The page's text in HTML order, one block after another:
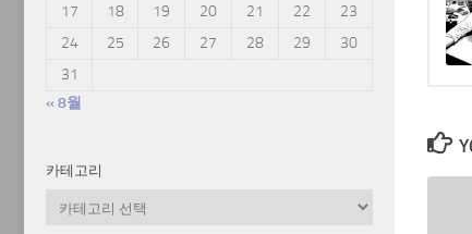
17
18 19 20 21 22
23
24
25 26 27 28 29
30
31
« 8월
카테고리